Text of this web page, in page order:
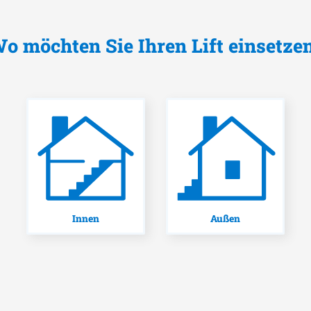
möchten Sie Ihren Lift
Innen Außen